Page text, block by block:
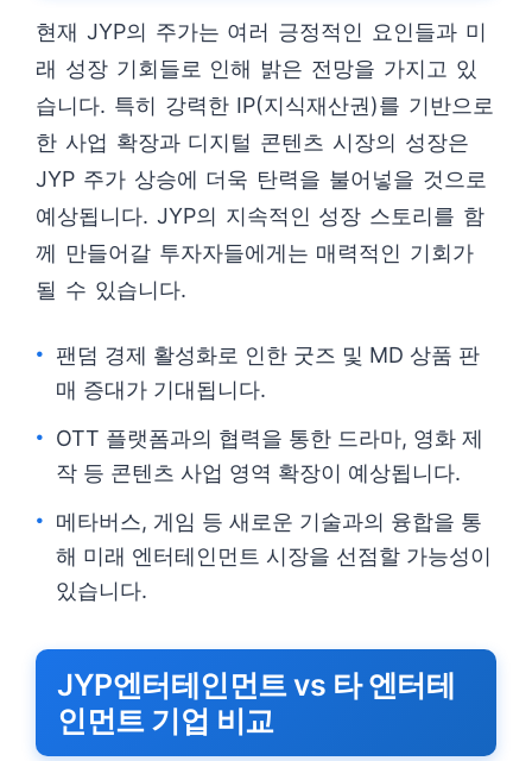
현재 JYP의 주가는 여러 긍정적인 요인들과 미
래 성장 기회들로 인해 밝은 전망을 가지고 있
습니다. 특히 강력한 IP(지식재산권)를 기반으로
한 사업 확장과 디지털 콘텐츠 시장의 성장은
JYP 주가 상승에 더욱 탄력을 불어넣을 것으로
예상됩니다. JYP의 지속적인 성장 스토리를 함
께 만들어갈 투자자들에게는 매력적인 기회가
될 수 있습니다.
팬덤 경제 활성화로 인한 굿즈 및 MD 상품 판
매 증대가 기대됩니다.
OTT 플랫폼과의 협력을 통한 드라마, 영화 제
작 등 콘텐츠 사업 영역 확장이 예상됩니다.
메타버스, 게임 등 새로운 기술과의 융합을 통
해 미래 엔터테인먼트 시장을 선점할 가능성이
있습니다.
JYP엔터테인먼트 vs 타 엔터테
인먼트 기업 비교